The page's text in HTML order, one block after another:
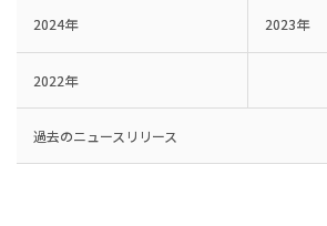
2024年 2023年
2022年
過去のニュースリリース